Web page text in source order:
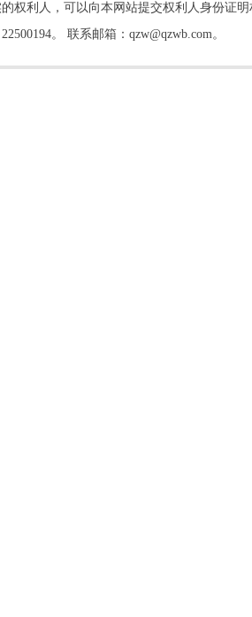
权利人，可以向本网站提交权利人身份证
。 联系邮箱：qzw@qzwb.com。